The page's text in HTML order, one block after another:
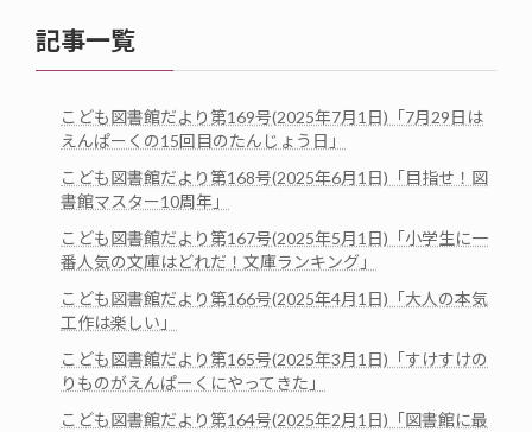
記事一覧
こども図書館だより第169号(2025年7月1日)「7月29日は
えんぱーくの15回目のたんじょう日」
こども図書館だより第168号(2025年6月1日)「目指せ！図
書館マスター10周年」
こども図書館だより第167号(2025年5月1日)「小学生に一
番人気の文庫はどれだ！文庫ランキング」
こども図書館だより第166号(2025年4月1日)「大人の本気
工作は楽しい」
こども図書館だより第165号(2025年3月1日)「すけすけの
りものがえんぱーくにやってきた」
こども図書館だより第164号(2025年2月1日)「図書館に最